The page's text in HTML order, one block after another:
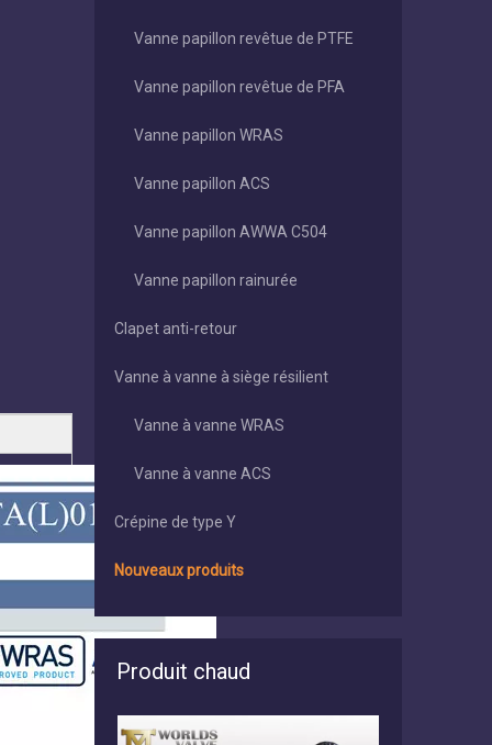
Vanne papillon revêtue de PTFE
Vanne papillon revêtue de PFA
Vanne papillon WRAS
Vanne papillon ACS
Vanne papillon AWWA C504
Vanne papillon rainurée
Clapet anti-retour
Vanne à vanne à siège résilient
Vanne à vanne WRAS
Vanne à vanne ACS
Crépine de type Y
Nouveaux produits
Produit chaud